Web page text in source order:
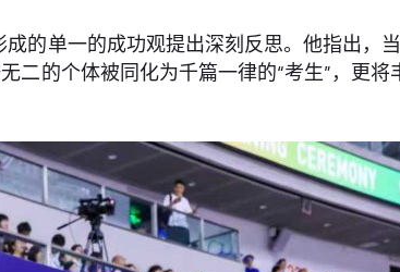
的单一的成功观提出深刻反思。他指出，
的个体被同化为千篇一律的“考生”，更